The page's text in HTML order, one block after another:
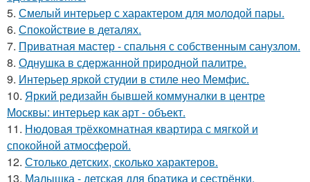
5. Смелый интерьер с характером для молодой пары.
6. Спокойствие в деталях.
7. Приватная мастер - спальня с собственным санузлом.
8. Однушка в сдержанной природной палитре.
9. Интерьер яркой студии в стиле нео Мемфис.
10. Яркий редизайн бывшей коммуналки в центре
Москвы: интерьер как арт - объект.
11. Нюдовая трёхкомнатная квартира с мягкой и
спокойной атмосферой.
12. Столько детских, сколько характеров.
13. Малышка - детская для братика и сестрёнки.